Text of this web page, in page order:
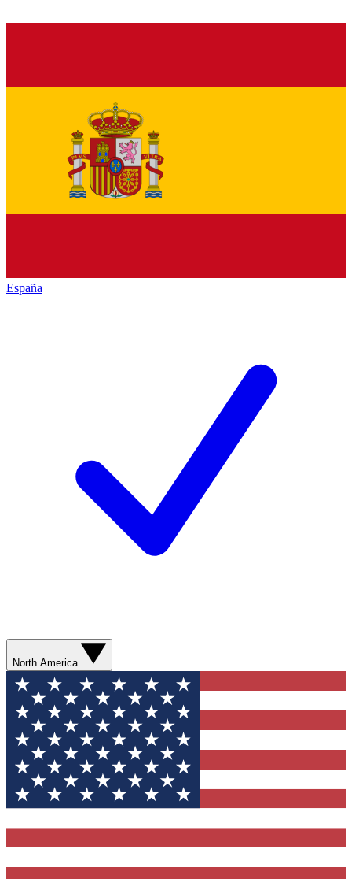
España
North America